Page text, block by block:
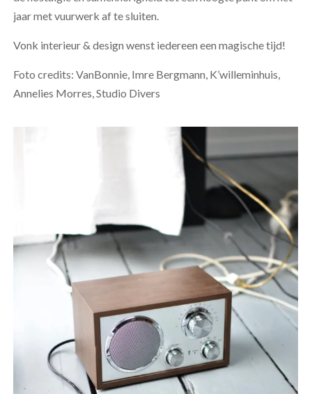
jaar met vuurwerk af te sluiten.
Vonk interieur & design wenst iedereen een magische tijd!
Foto credits: VanBonnie, Imre Bergmann, K’willeminhuis,
Annelies Morres, Studio Divers